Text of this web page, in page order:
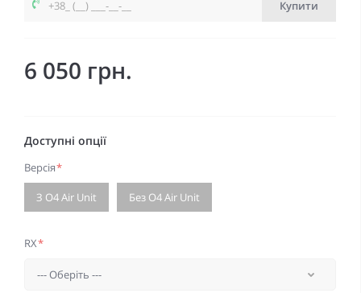
Купити
6 050 грн.
Доступні опції
Версія*
З O4 Air Unit Без O4 Air Unit
RX*